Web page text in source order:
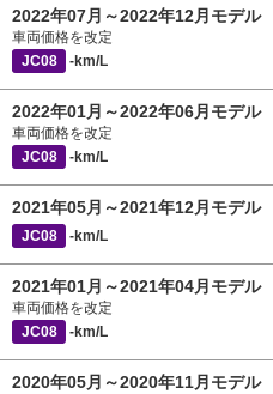
2022年07月～2022年12月モデル
車両価格を改定
JC08
-km/L
2022年01月～2022年06月モデル
車両価格を改定
JC08
-km/L
2021年05月～2021年12月モデル
JC08 -km/L
2021年01月～2021年04月モデル
車両価格を改定
JC08
-km/L
2020年05月～2020年11月モデル